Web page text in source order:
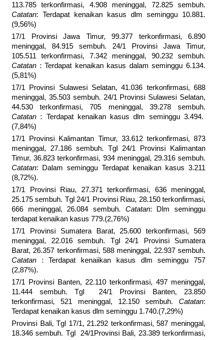
113.785 terkonfirmasi, 4.908 meninggal, 72.825 sembuh.
Catatan: Terdapat kenaikan kasus dlm seminggu 10.881.
(9,56%)
17/1 Provinsi Jawa Timur, 99.377 terkonfirmasi, 6.890
meninggal, 84.915 sembuh. 24/1 Provinsi Jawa Timur,
105.511 terkonfirmasi, 7.342 meninggal, 90.232 sembuh.
Catatan : Terdapat kenaikan kasus dalam seminggu 6.134.
(5,81%)
17/1 Provinsi Sulawesi Selatan, 41.036 terkonfirmasi, 688
meninggal, 35.503 sembuh. 24/1 Provinsi Sulawesi Selatan,
44.530 terkonfirmasi, 705 meninggal, 39.278 sembuh.
Catatan : Terdapat kenaikan kasus dlm seminggu 3.494.
(7,84%)
17/1 Provinsi Kalimantan Timur, 33.612 terkonfirmasi, 873
meninggal, 27.186 sembuh. Tgl 24/1 Provinsi Kalimantan
Timur, 36.823 terkonfirmasi, 934 meninggal, 29.316 sembuh.
Catatan: Dalam seminggu Terdapat kenaikan kasus 3.211
(8,72%).
17/1 Provinsi Riau, 27.371 terkonfirmasi, 636 meninggal,
25.175 sembuh. Tgl 24/1 Provinsi Riau, 28.150 terkonfirmasi,
666 meninggal, 26.084 sembuh. Catatan: Dlm seminggu
terdapat kenaikan kasus 779.(2,76%)
17/1 Provinsi Sumatera Barat, 25.600 terkonfirmasi, 569
meninggal, 22.016 sembuh. Tgl 24/1 Provinsi Sumatera
Barat, 26.357 terkonfirmasi, 588 meninggal, 22.937 sembuh.
Catatan : Terdapat kenaiikan kasus dlm seminggu 757
(2,87%).
17/1 Provinsi Banten, 22.110 terkonfirmasi, 497 meninggal,
11.444 sembuh. Tgl 24/1 Provinsi Banten, 23.850
terkonfirmasi, 521 meninggal, 12.150 sembuh. Catatan:
Terdapat kenaikan kasus dlm seminggu 1.740.(7,29%)
Provinsi Bali, Tgl 17/1, 21.292 terkonfirmasi, 587 meninggal,
18.346 sembuh. Tgl 24/1Provinsi Bali, 23.389 terkonfirmasi,